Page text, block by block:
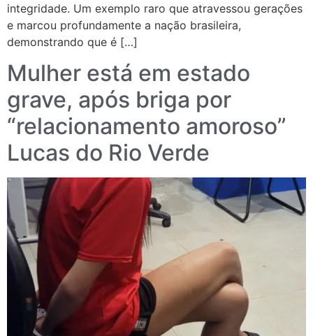
integridade. Um exemplo raro que atravessou gerações
e marcou profundamente a nação brasileira,
demonstrando que é […]
Mulher está em estado
grave, após briga por
“relacionamento amoroso”
Lucas do Rio Verde